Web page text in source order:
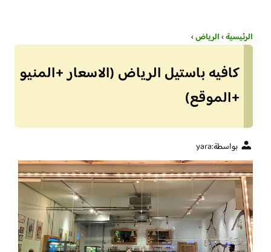
الرئيسية›الرياض›
كافيه باستيل الرياض (الاسعار +المنيو
+الموقع)
بواسطة:yara